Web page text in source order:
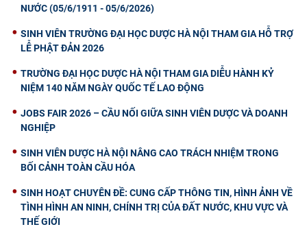
NƯỚC (05/6/1911 - 05/6/2026)
SINH VIÊN TRƯỜNG ĐẠI HỌC DƯỢC HÀ NỘI THAM GIA HỖ TRỢ
LỄ PHẬT ĐẢN 2026
TRƯỜNG ĐẠI HỌC DƯỢC HÀ NỘI THAM GIA DIỄU HÀNH KỶ
NIỆM 140 NĂM NGÀY QUỐC TẾ LAO ĐỘNG
JOBS FAIR 2026 – CẦU NỐI GIỮA SINH VIÊN DƯỢC VÀ DOANH
NGHIỆP
SINH VIÊN DƯỢC HÀ NỘI NÂNG CAO TRÁCH NHIỆM TRONG
BỐI CẢNH TOÀN CẦU HÓA
SINH HOẠT CHUYÊN ĐỀ: CUNG CẤP THÔNG TIN, HÌNH ẢNH VỀ
TÌNH HÌNH AN NINH, CHÍNH TRỊ CỦA ĐẤT NƯỚC, KHU VỰC VÀ
THẾ GIỚI